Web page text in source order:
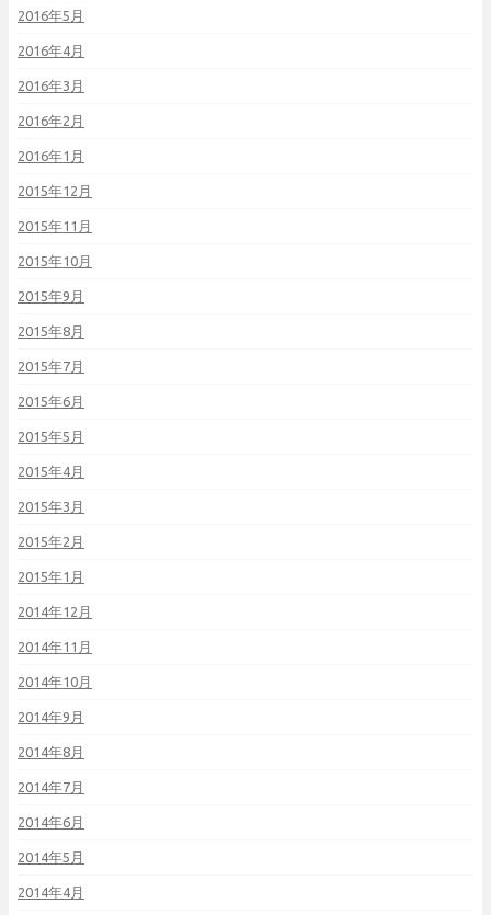
2016年5月
2016年4月
2016年3月
2016年2月
2016年1月
2015年12月
2015年11月
2015年10月
2015年9月
2015年8月
2015年7月
2015年6月
2015年5月
2015年4月
2015年3月
2015年2月
2015年1月
2014年12月
2014年11月
2014年10月
2014年9月
2014年8月
2014年7月
2014年6月
2014年5月
2014年4月